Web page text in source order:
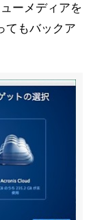
ーメディアを
てもバックア